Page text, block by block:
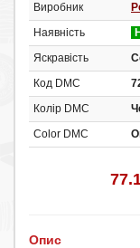
Виробник
Наявність
Яскравість
Код DMC
Колір DMC
Color DMC
Опис